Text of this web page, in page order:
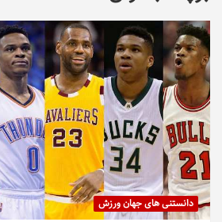
دانستنی های جهان ورزش